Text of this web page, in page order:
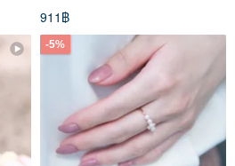
911฿
-5%